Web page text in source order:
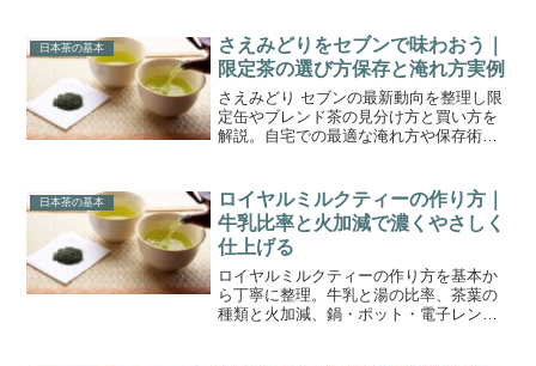
日本茶の基本
さえみどりをセブンで味わおう｜
限定茶の選び方保存と淹れ方実例
さえみどり セブンの最新動向を整理し限
定缶やブレンド茶の見分け方と買い方を
解説。自宅での最適な淹れ方や保存術も
日本茶の基本
ロイヤルミルクティーの作り方｜
牛乳比率と火加減で濃くやさしく
仕上げる
ロイヤルミルクティーの作り方を基本か
ら丁寧に整理。牛乳と湯の比率、茶葉の
種類と火加減、鍋・ポット・電子レンジ